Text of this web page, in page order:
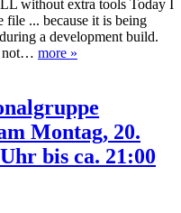
without extra tools Today I
file ... because it is being
a development build.
not… more »
Montag, 20.
bis ca. 21:00